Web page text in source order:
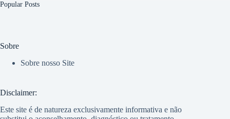
Popular Posts
Sobre
Sobre nosso Site
Disclaimer:
Este site é de natureza exclusivamente informativa e não